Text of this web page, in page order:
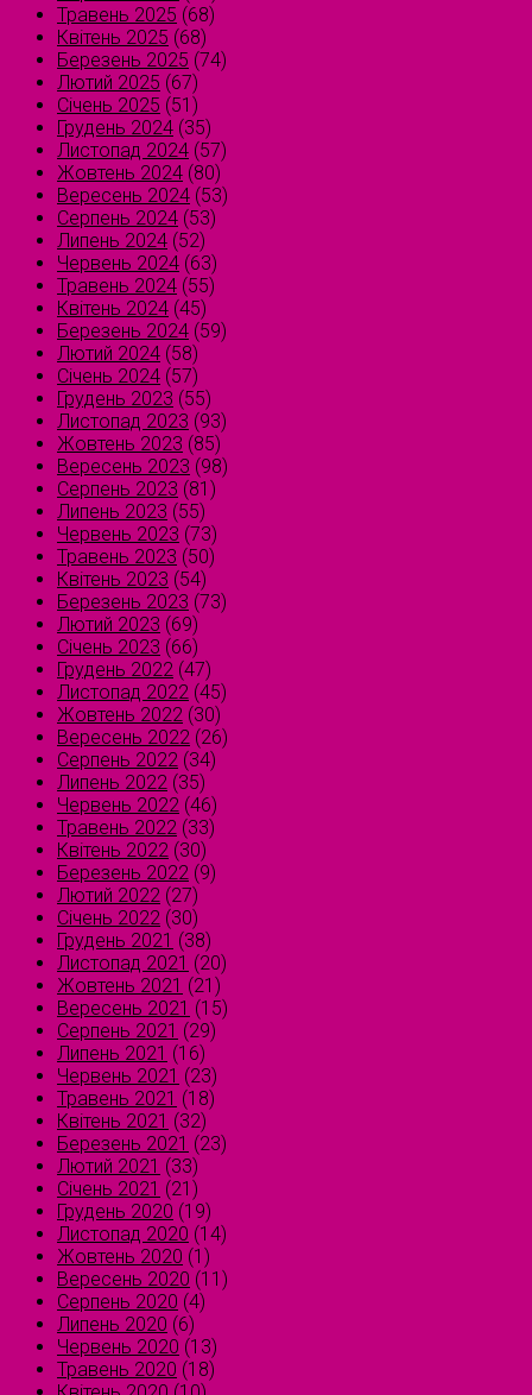
Травень 2025 (68)
Квітень 2025 (68)
Березень 2025 (74)
Лютий 2025 (67)
Січень 2025 (51)
Грудень 2024 (35)
Листопад 2024 (57)
Жовтень 2024 (80)
Вересень 2024 (53)
Серпень 2024 (53)
Липень 2024 (52)
Червень 2024 (63)
Травень 2024 (55)
Квітень 2024 (45)
Березень 2024 (59)
Лютий 2024 (58)
Січень 2024 (57)
Грудень 2023 (55)
Листопад 2023 (93)
Жовтень 2023 (85)
Вересень 2023 (98)
Серпень 2023 (81)
Липень 2023 (55)
Червень 2023 (73)
Травень 2023 (50)
Квітень 2023 (54)
Березень 2023 (73)
Лютий 2023 (69)
Січень 2023 (66)
Грудень 2022 (47)
Листопад 2022 (45)
Жовтень 2022 (30)
Вересень 2022 (26)
Серпень 2022 (34)
Липень 2022 (35)
Червень 2022 (46)
Травень 2022 (33)
Квітень 2022 (30)
Березень 2022 (9)
Лютий 2022 (27)
Січень 2022 (30)
Грудень 2021 (38)
Листопад 2021 (20)
Жовтень 2021 (21)
Вересень 2021 (15)
Серпень 2021 (29)
Липень 2021 (16)
Червень 2021 (23)
Травень 2021 (18)
Квітень 2021 (32)
Березень 2021 (23)
Лютий 2021 (33)
Січень 2021 (21)
Грудень 2020 (19)
Листопад 2020 (14)
Жовтень 2020 (1)
Вересень 2020 (11)
Серпень 2020 (4)
Липень 2020 (6)
Червень 2020 (13)
Травень 2020 (18)